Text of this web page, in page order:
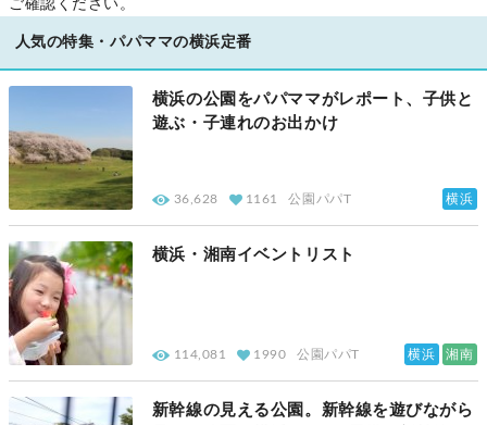
ご確認ください。
人気の特集・パパママの横浜定番
横浜の公園をパパママがレポート、子供と
遊ぶ・子連れのお出かけ
36,628 1161 公園パパT 横浜
横浜・湘南イベントリスト
114,081 1990 公園パパT 横浜 湘南
新幹線の見える公園。新幹線を遊びながら